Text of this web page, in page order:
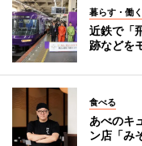
暮らす・働く
近鉄で「
跡などを
食べる
あべのキ
ン店「み